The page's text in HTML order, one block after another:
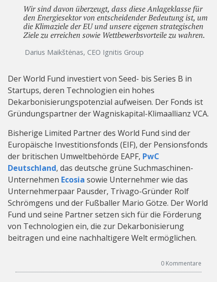
Wir sind davon überzeugt, dass diese Anlageklasse für
den Energiesektor von entscheidender Bedeutung ist, um
die Klimaziele der EU und unsere eigenen strategischen
Ziele zu erreichen sowie Wettbewerbsvorteile zu wahren.
Darius Maikštėnas, CEO Ignitis Group
Der World Fund investiert von Seed- bis Series B in
Startups, deren Technologien ein hohes
Dekarbonisierungspotenzial aufweisen. Der Fonds ist
Gründungspartner der Wagniskapital-Klimaallianz VCA.
Bisherige Limited Partner des World Fund sind der
Europäische Investitionsfonds (EIF), der Pensionsfonds
der britischen Umweltbehörde EAPF, PwC
Deutschland, das deutsche grüne Suchmaschinen-
Unternehmen Ecosia sowie Unternehmer wie das
Unternehmerpaar Pausder, Trivago-Gründer Rolf
Schrömgens und der Fußballer Mario Götze. Der World
Fund und seine Partner setzen sich für die Förderung
von Technologien ein, die zur Dekarbonisierung
beitragen und eine nachhaltigere Welt ermöglichen.
0 Kommentare